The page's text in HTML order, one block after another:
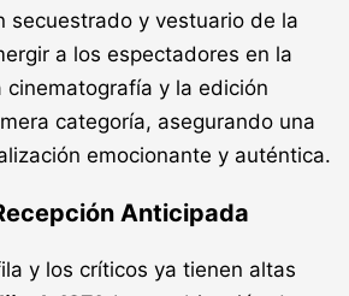
secuestrado y vestuario de la
a los espectadores en la
cinematografía y la edición
categoría, asegurando una
emocionante y auténtica.
Anticipada
y los críticos ya tienen altas